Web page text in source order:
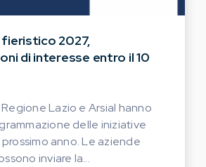
2027,
di interesse entro il 10
Lazio e Arsial hanno
delle iniziative
anno. Le aziende
inviare la...